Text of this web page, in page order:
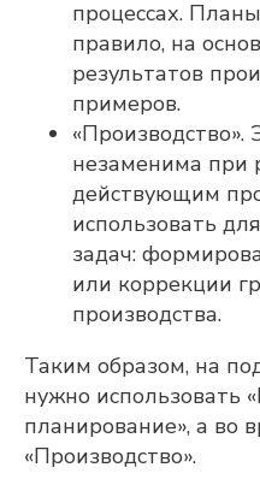
процессах.
правило, на
результатов
примеров.
«Производство».
незаменима при
действующим
использовать
задач:
или коррекции
производства.
Таким образом, на
нужно использовать
планирование», а во
«Производство».